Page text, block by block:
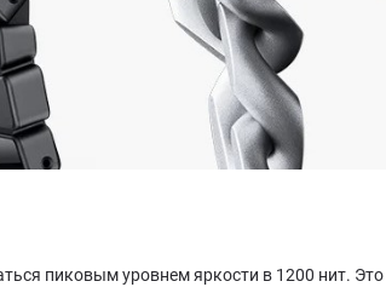
пиковым уровнем яркости в 1200 нит.